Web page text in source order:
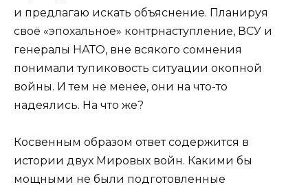
и предлагаю искать объяснение. Планируя
своё «эпохальное» контрнаступление, ВСУ и
генералы НАТО, вне всякого сомнения
понимали тупиковость ситуации окопной
войны. И тем не менее, они на что-то
надеялись. На что же?
Косвенным образом ответ содержится в
истории двух Мировых войн. Какими бы
мощными не были подготовленные